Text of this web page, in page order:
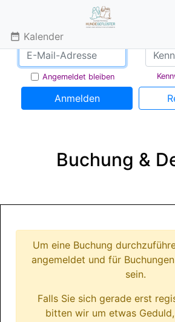
date_range Kalender
Angemeldet bleiben
Anmelden
Buchung &
Um eine Buchung
angemeldet und für
sein.
Falls Sie sich gerade erst
bitten wir um etwas